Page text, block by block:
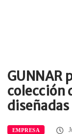
GUNNAR
colección
EMPRESA